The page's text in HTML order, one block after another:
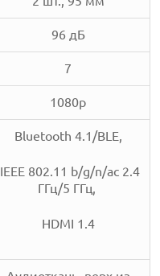
96 дБ
7
1080p
Bluetooth 4.1/BLE,
IEEE 802.11 b/g/n/ac 2.4
ГГц/5 ГГц,
HDMI 1.4